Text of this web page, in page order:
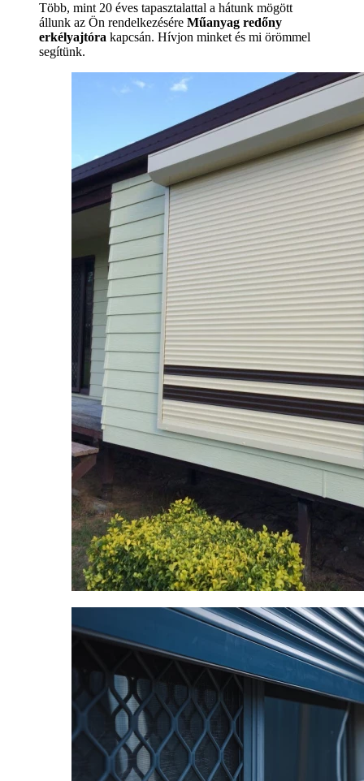
Több, mint 20 éves tapasztalattal a hátunk mögött
állunk az Ön rendelkezésére Műanyag redőny
erkélyajtóra kapcsán. Hívjon minket és mi örömmel
segítünk.